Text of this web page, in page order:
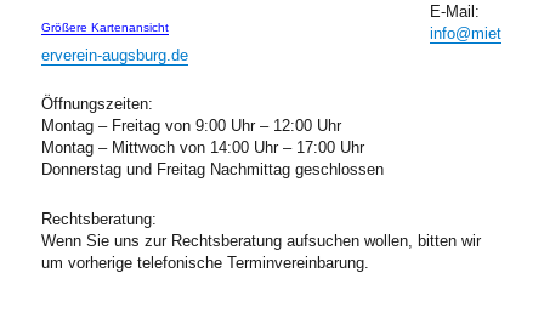
Größere Kartenansicht
E-Mail:
info@miet
erverein-augsburg.de
Öffnungszeiten:
Montag – Freitag von 9:00 Uhr – 12:00 Uhr
Montag – Mittwoch von 14:00 Uhr – 17:00 Uhr
Donnerstag und Freitag Nachmittag geschlossen
Rechtsberatung:
Wenn Sie uns zur Rechtsberatung aufsuchen wollen, bitten wir
um vorherige telefonische Terminvereinbarung.